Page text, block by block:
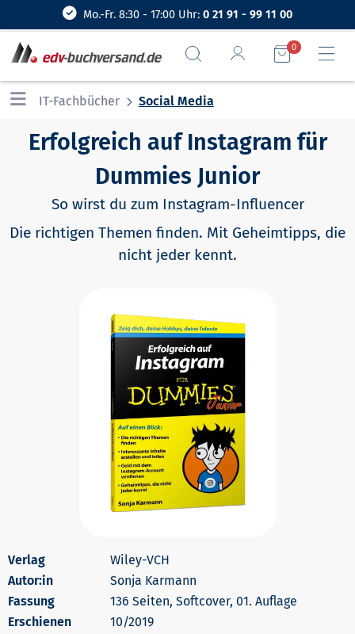
Mo.-Fr. 8:30 - 17:00 Uhr: 0 21 91 - 99 11 00
0
IT-Fachbücher Social Media
Erfolgreich auf Instagram für
Dummies Junior
So wirst du zum Instagram-Influencer
Die richtigen Themen finden. Mit Geheimtipps, die
nicht jeder kennt.
Wiley-VCH
Autor:in
Sonja Karmann
136 Seiten, Softcover, 01. Auflage
Erschienen
10/2019